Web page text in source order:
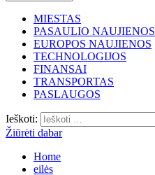
MIESTAS
PASAULIO NAUJIENOS
EUROPOS NAUJIENOS
TECHNOLOGIJOS
FINANSAI
TRANSPORTAS
PASLAUGOS
Ieškoti:
Žiūrėti dabar
Home
eilės